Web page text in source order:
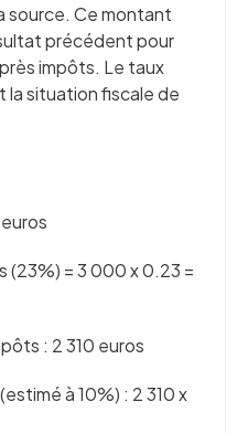
source. Ce montant
précédent pour
impôts. Le taux
la situation fiscale de
(23%) = 3 000 x 0.23 =
: 2 310 euros
à 10%) : 2 310 x